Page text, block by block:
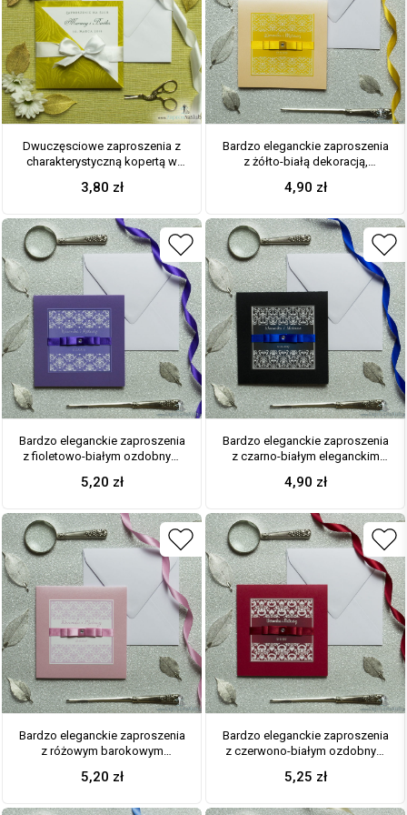
Dwuczęsciowe zaproszenia z
charakterystyczną kopertą w
wstążką oraz wkładką. ZAP-45-
3,80 zł
Bardzo eleganckie zaproszenia
z żółto-białą dekoracją,
wnętrzem, satynową wstążką
4,90 zł
Bardzo eleganckie zaproszenia
z fioletowo-białym ozdobnym
papierem, wklejanym wnętrzem,
cyrkonią. ZAP-25-85
5,20 zł
Bardzo eleganckie zaproszenia
z czarno-białym eleganckim
perłowym papierem, wklejanym
oraz cyrkonią. ZAP-25-88
4,90 zł
Bardzo eleganckie zaproszenia
z różowym barokowym
papierem, wklejanym wnętrzem,
5,20 zł
Bardzo eleganckie zaproszenia
z czerwono-białym ozdobnym
papierem, wklejanym wnętrzem,
5,25 zł